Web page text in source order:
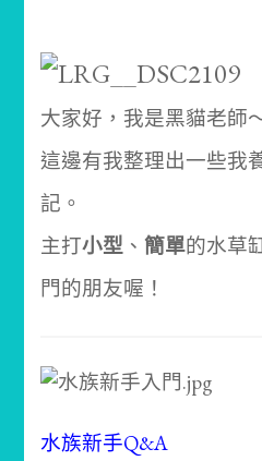
大家好，我是黑貓老師
這邊有我整理出一些我
記。
主打小型 、簡單的水草
門的朋友喔！
水族新手Q&A